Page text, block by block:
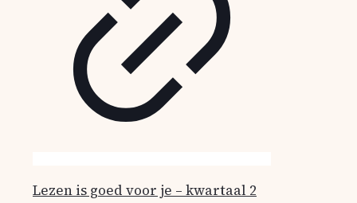
Lezen is goed voor je – kwartaal 2